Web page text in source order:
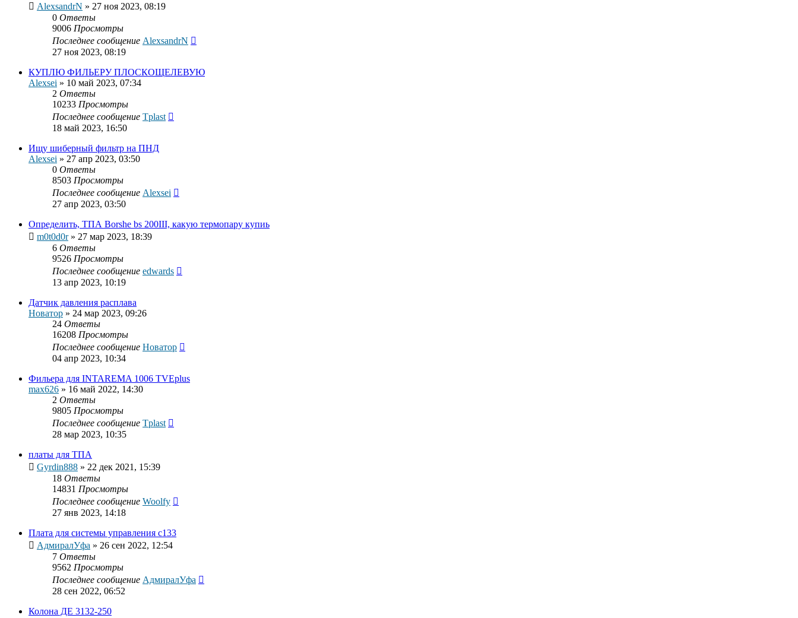
AlexsandrN » 27 ноя 2023, 08:19
0 Ответы
9006 Просмотры
Последнее сообщение AlexsandrN
27 ноя 2023, 08:19
КУПЛЮ ФИЛЬЕРУ ПЛОСКОЩЕЛЕВУЮ
Alexsei » 10 май 2023, 07:34
2 Ответы
10233 Просмотры
Последнее сообщение Tplast
18 май 2023, 16:50
Ищу шиберный фильтр на ПНД
Alexsei » 27 апр 2023, 03:50
0 Ответы
8503 Просмотры
Последнее сообщение Alexsei
27 апр 2023, 03:50
Определить, ТПА Borshe bs 200III, какую термопару купиь
m0t0d0r» 27 мар 2023, 18:39
6 Ответы
9526 Просмотры
Последнее сообщение edwards
13 апр 2023, 10:19
Датчик давления расплава
Новатор » 24 мар 2023, 09:26
24 Ответы
16208 Просмотры
Последнее сообщение Новатор
04 апр 2023, 10:34
Фильера для INTAREMA 1006 TVEplus
max626 » 16 май 2022, 14:30
2 Ответы
9805 Просмотры
Последнее сообщение Tplast
28 мар 2023, 10:35
платы для ТПА
Gyrdin888 » 22 дек 2021, 15:39
18 Ответы
14831 Просмотры
Последнее сообщение Woolfy
27 янв 2023, 14:18
Плата для системы управления с133
АдмиралУфа » 26 сен 2022, 12:54
7 Ответы
9562 Просмотры
Последнее сообщение АдмиралУфа
28 сен 2022, 06:52
Колона ДЕ 3132-250